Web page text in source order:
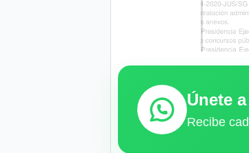
Únete
Recibe